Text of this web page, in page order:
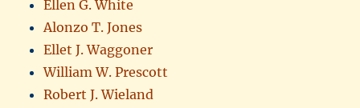
Ellen G. White
Alonzo T. Jones
Ellet J. Waggoner
William W. Prescott
Robert J. Wieland